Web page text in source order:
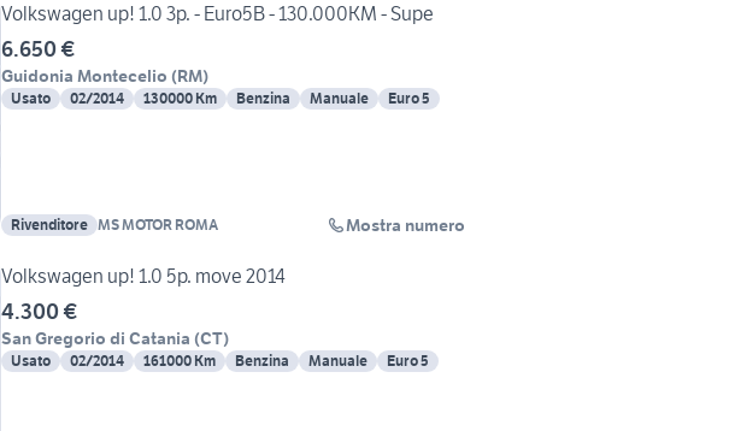
Volkswagen up! 1.0 3p. - Euro5B - 130.000KM - Supe
6.650 €
Guidonia Montecelio (RM)
Usato 02/2014 130000 Km Benzina Manuale Euro 5
Rivenditore MS MOTOR ROMA Mostra numero
Volkswagen up! 1.0 5p. move 2014
4.300 €
San Gregorio di Catania (CT)
Usato 02/2014 161000 Km Benzina Manuale Euro 5